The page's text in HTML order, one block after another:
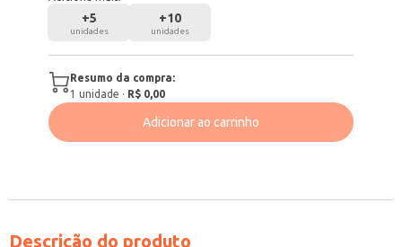
+5
unidades
+10
unidades
Resumo da compra:
1 unidade · R$ 0,00
Adicionar ao carrinho
Descrição do produto